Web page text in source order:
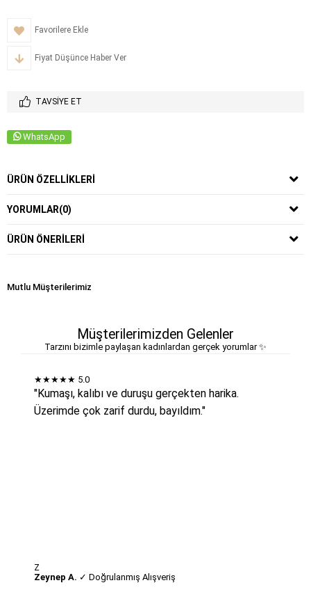
Favorilere Ekle
Fiyat Düşünce Haber Ver
TAVSIYE ET
WhatsApp
ÜRÜN ÖZELLIKLERI
YORUMLAR(0)
ÜRÜN ÖNERILERI
Mutlu Müşterilerimiz
Müşterilerimizden Gelenler
Tarzını bizimle paylaşan kadınlardan gerçek yorumlar ✨
★★★★★ 5.0
"Kumaşı, kalıbı ve duruşu gerçekten harika.
Üzerimde çok zarif durdu, bayıldım."
Z
Zeynep A. ✓ Doğrulanmış Alışveriş